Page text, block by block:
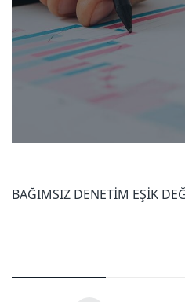
BAĞIMSIZ DENETİM EŞİK